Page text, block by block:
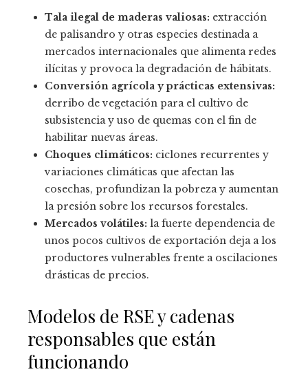
Tala ilegal de maderas valiosas: extracción
de palisandro y otras especies destinada a
mercados internacionales que alimenta redes
ilícitas y provoca la degradación de hábitats.
Conversión agrícola y prácticas extensivas:
derribo de vegetación para el cultivo de
subsistencia y uso de quemas con el fin de
habilitar nuevas áreas.
Choques climáticos: ciclones recurrentes y
variaciones climáticas que afectan las
cosechas, profundizan la pobreza y aumentan
la presión sobre los recursos forestales.
Mercados volátiles: la fuerte dependencia de
unos pocos cultivos de exportación deja a los
productores vulnerables frente a oscilaciones
drásticas de precios.
Modelos de RSE y cadenas
responsables que están
funcionando